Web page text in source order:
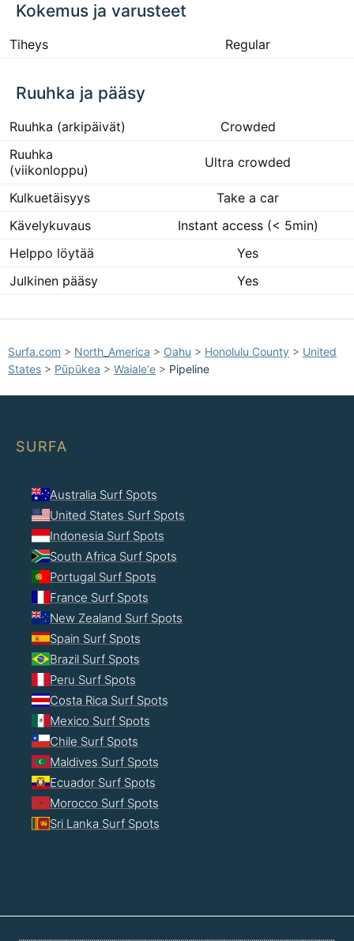
Kokemus ja varusteet
Tiheys Regular
Ruuhka ja pääsy
Ruuhka (arkipäivät)
Crowded
Ruuhka
(viikonloppu)
Ultra crowded
Kulkuetäisyys
Take a car
Kävelykuvaus
Instant access (< 5min)
Helppo löytää
Yes
Julkinen pääsy
Yes
Surfa.com > North_America > Oahu > Honolulu County > United
States > Pūpūkea > Waiale‘e > Pipeline
SURFA
Australia Surf Spots
United States Surf Spots
Indonesia Surf Spots
South Africa Surf Spots
Portugal Surf Spots
France Surf Spots
New Zealand Surf Spots
Spain Surf Spots
Brazil Surf Spots
Peru Surf Spots
Costa Rica Surf Spots
Mexico Surf Spots
Chile Surf Spots
Maldives Surf Spots
Ecuador Surf Spots
Morocco Surf Spots
Sri Lanka Surf Spots